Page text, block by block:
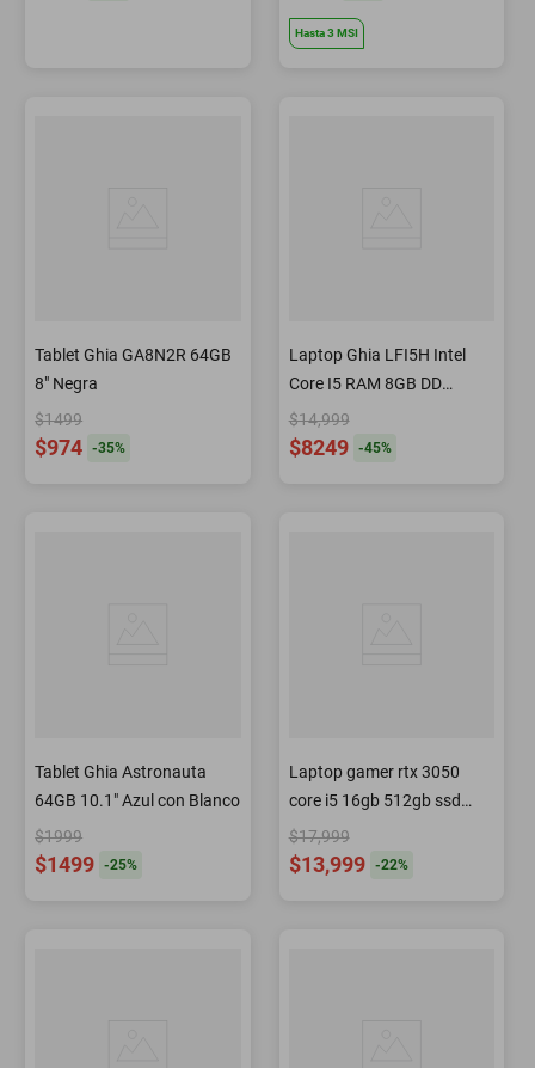
Hasta3 MSI
Tablet Ghia GA8N2R 64GB
8" Negra
$1499
$974 -35%
Laptop Ghia LFI5H Intel
Core I5 RAM 8GB DD
256GB W10H 14.1"
$14,999
$8249 -45%
Tablet Ghia Astronauta
64GB 10.1" Azul con Blanco
$1999
$1499 -25%
Laptop gamer rtx 3050
core i5 16gb 512gb ssd
15.6" fhd 144hz
$17,999
$13,999 -22%